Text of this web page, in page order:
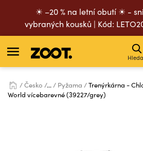
☀ –20 % na letní obutí ☀ -
vybraných kousků | Kód:
Česko ... Pyžama
Trenýrkárna -
World vícebarevné (39227/grey)